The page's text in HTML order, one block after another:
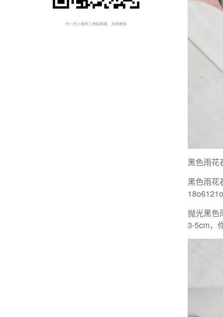
黑色雨花
黑色雨花
抛光黑色
3-5cm，